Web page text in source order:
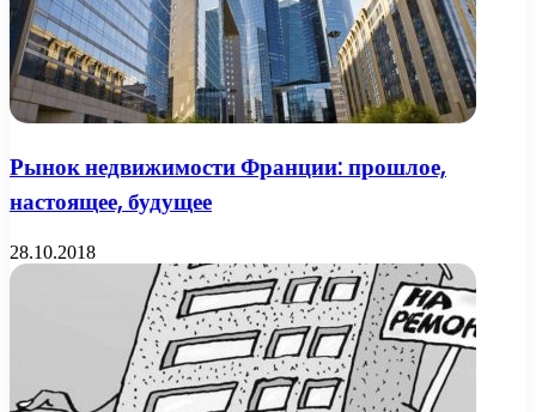
Рынок недвижимости Франции: прошлое,
настоящее, будущее
28.10.2018